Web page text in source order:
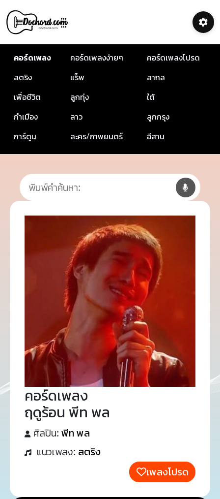
คอร์ดเพลง คอร์ดเพลงง่ายๆ
คอร์ดเพลงโปรด
สตริง
แร็พ
สากล
เพื่อชีวิต
ลูกทุ่ง
ใต้
กำเมือง
ลาว
ลูกกรุง
การ์ตูน
ละคร/ภาพยนตร์ อีสาน
คอร์ดเพลง
ฤดูร้อน พีท พล
ศิลปิน: พีท พล
แนวเพลง: สตริง
เพลงโปรด